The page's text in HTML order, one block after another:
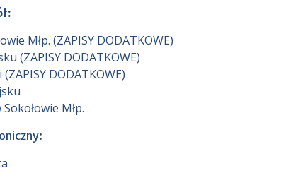
Młp. (ZAPISY DODATKOWE)
(ZAPISY DODATKOWE)
DODATKOWE)
Młp.